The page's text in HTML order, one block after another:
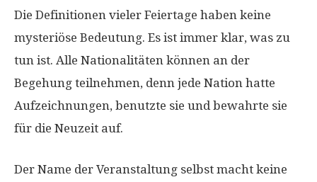
Die Definitionen vieler Feiertage haben keine
mysteriöse Bedeutung. Es ist immer klar, was zu
tun ist. Alle Nationalitäten können an der
Begehung teilnehmen, denn jede Nation hatte
Aufzeichnungen, benutzte sie und bewahrte sie
für die Neuzeit auf.
Der Name der Veranstaltung selbst macht keine